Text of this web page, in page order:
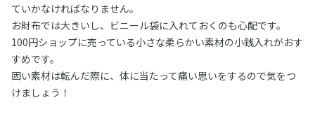
ていかなければなりません。
お財布では大きいし、ビニール袋に入れておくのも心配です。
100円ショップに売っている小さな柔らかい素材の小銭入れがおす
すめです。
固い素材は転んだ際に、体に当たって痛い思いをするので気をつ
けましょう！